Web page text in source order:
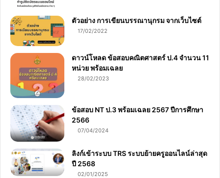
ตัวอย่าง การเขียนบรรณานุกรม จากเว็บไซต์
17/02/2022
ดาวน์โหลด ข้อสอบคณิตศาสตร์ ป.4 จำนวน 11
หน่วย พร้อมเฉลย
28/02/2023
ข้อสอบ NT ป.3 พร้อมเฉลย 2567 ปีการศึกษา
2566
07/04/2024
ลิงก์เข้าระบบ TRS ระบบย้ายครูออนไลน์ล่าสุด
ปี 2568
02/01/2025